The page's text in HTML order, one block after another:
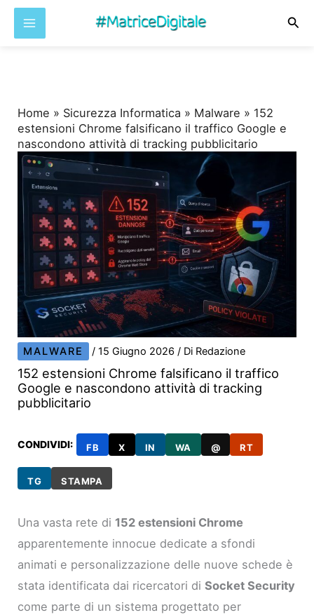
Home » Sicurezza Informatica » Malware » 152
estensioni Chrome falsificano il traffico Google e
nascondono attività di tracking pubblicitario
MALWARE /15 Giugno 2026/ Di Redazione
152 estensioni Chrome falsificano il traffico
Google e nascondono attività di tracking
pubblicitario
CONDIVIDI: FB X IN WA @ RT
TG STAMPA
Una vasta rete di 152 estensioni Chrome
apparentemente innocue dedicate a sfondi
animati e personalizzazione delle nuove schede è
stata identificata dai ricercatori diSocket Security
come parte di un sistema progettato per